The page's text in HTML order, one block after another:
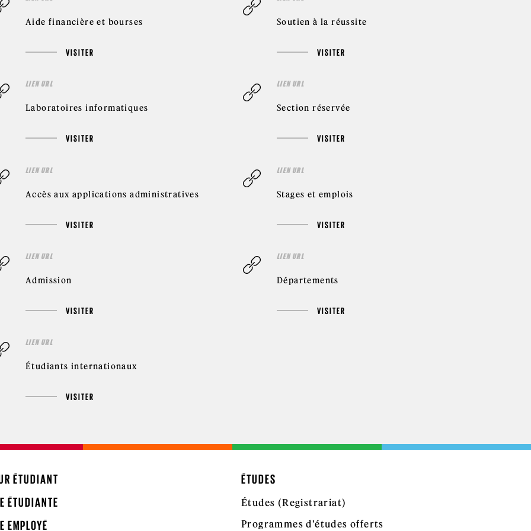
Aide financière et bourses
VISITER
Soutien à la réussite
VISITER
LIEN URL
Laboratoires informatiques
VISITER
LIEN URL
Section réservée
VISITER
LIEN URL
Accès aux applications administratives
VISITER
LIEN URL
Stages et emplois
VISITER
LIEN URL
Admission
VISITER
LIEN URL
Départements
VISITER
LIEN URL
Étudiants internationaux
VISITER
ÉTUDIANT
ÉTUDIANTE
EMPLOYÉ
ÉTUDES
Études (Registrariat)
Programmes d'études offerts